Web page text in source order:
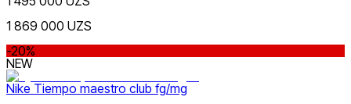
Серый
1 869 000 UZS
-20%
NEW
Nike Tiempo maestro club fg/mg